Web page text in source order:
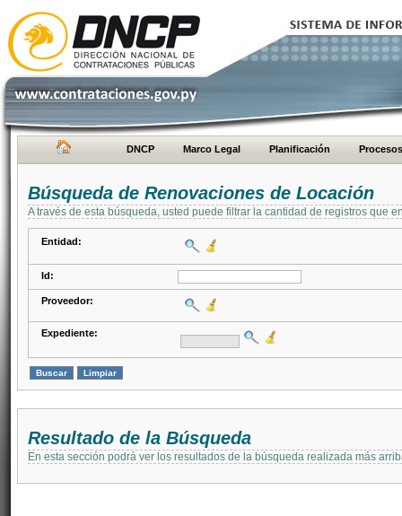
DNCP Marco Legal Planificación Procesos
Búsqueda de Renovaciones de Locación
A través de esta búsqueda, usted puede filtrar la cantidad de registros que
Entidad:
Id:
Proveedor:
Expediente:
Resultado de la Búsqueda
En esta sección podrá ver los resultados de la búsqueda realizada más